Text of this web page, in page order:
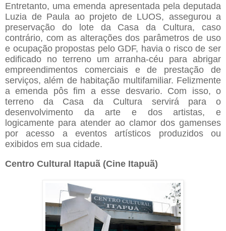
Entretanto, uma emenda apresentada pela deputada
Luzia de Paula ao projeto de LUOS, assegurou a
preservação do lote da Casa da Cultura, caso
contrário, com as alterações dos parâmetros de uso
e ocupação propostas pelo GDF, havia o risco de ser
edificado no terreno um arranha-céu para abrigar
empreendimentos comerciais e de prestação de
serviços, além de habitação multifamiliar. Felizmente
a emenda pôs fim a esse desvario. Com isso, o
terreno da Casa da Cultura servirá para o
desenvolvimento da arte e dos artistas, e
logicamente para atender ao clamor dos gamenses
por acesso a eventos artísticos produzidos ou
exibidos em sua cidade.
Centro Cultural Itapuã (Cine Itapuã)